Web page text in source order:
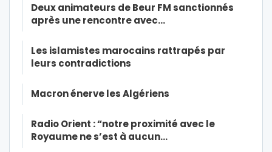
Deux animateurs de Beur FM sanctionnés
après une rencontre avec…
Les islamistes marocains rattrapés par
leurs contradictions
Macron énerve les Algériens
Radio Orient : “notre proximité avec le
Royaume ne s’est à aucun…